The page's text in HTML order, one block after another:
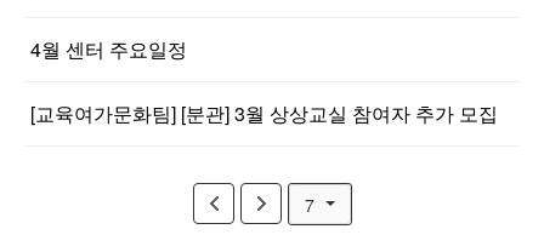
4월 센터 주요일정
[교육여가문화팀] [분관] 3월 상상교실 참여자 추가 모집
7